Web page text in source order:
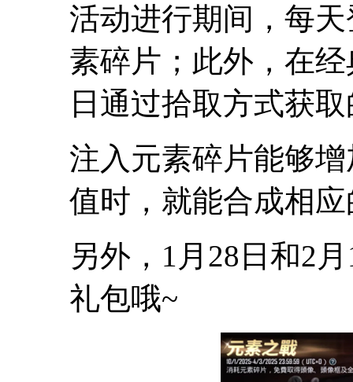
活动进行期间，每
素碎片；此外，在
日通过拾取方式获
注入元素碎片能够
值时，就能合成相
另外，1月28日和2
礼包哦~